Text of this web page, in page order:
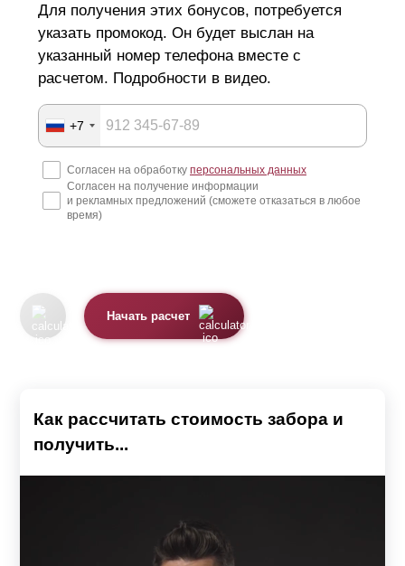
Для получения этих бонусов, потребуется
указать промокод. Он будет выслан на
указанный номер телефона вместе с
расчетом. Подробности в видео.
+7
Согласен на обработку персональных данных
Согласен на получение информации
и рекламных предложений (сможете отказаться в любое
время)
Начать расчет
Как рассчитать стоимость забора и
получить...